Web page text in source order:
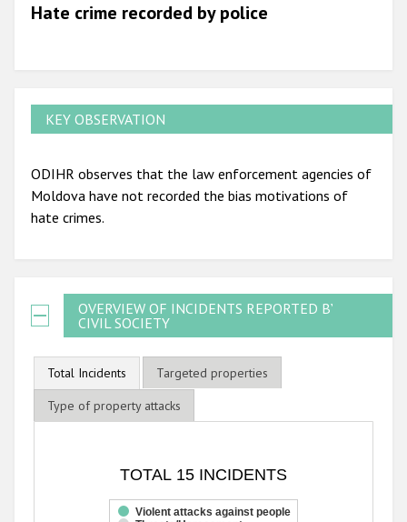
2010
Hate crime recorded by police
KEY OBSERVATION
ODIHR observes that the law enforcement agencies of
Moldova have not recorded the bias motivations of
hate crimes.
OVERVIEW OF INCIDENTS REPORTED BY
CIVIL SOCIETY
Total Incidents
Targeted properties
Type of property attacks
Bar chart with 3 data series.
The chart has 1 X axis displaying categories.
TOTAL 15 INCIDENTS
Violent attacks against people